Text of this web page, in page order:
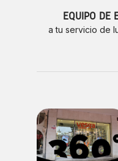
EQUIPO DE
a tu servicio de